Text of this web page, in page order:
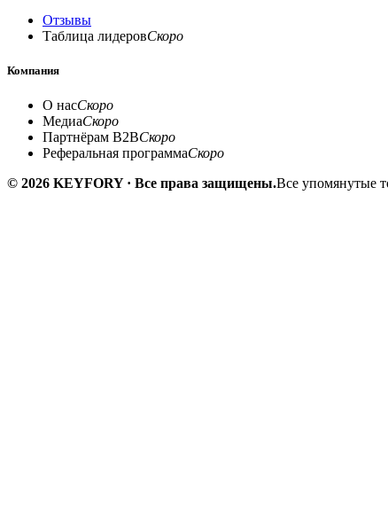
Отзывы
Таблица лидеровСкоро
Компания
О насСкоро
МедиаСкоро
Партнёрам B2BСкоро
Реферальная программаСкоро
© 2026 KEYFORY · Все права защищены.Все упомянутые